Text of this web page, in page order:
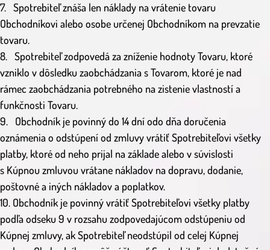
7. Spotrebiteľ znáša len náklady na vrátenie tovaru
Obchodníkovi alebo osobe určenej Obchodníkom na prevzatie
tovaru.
8. Spotrebiteľ zodpovedá za zníženie hodnoty Tovaru, ktoré
vzniklo v dôsledku zaobchádzania s Tovarom, ktoré je nad
rámec zaobchádzania potrebného na zistenie vlastností a
funkčnosti Tovaru.
9. Obchodník je povinný do 14 dní odo dňa doručenia
oznámenia o odstúpení od zmluvy vrátiť Spotrebiteľovi všetky
platby, ktoré od neho prijal na základe alebo v súvislosti
s Kúpnou zmluvou vrátane nákladov na dopravu, dodanie,
poštovné a iných nákladov a poplatkov.
10. Obchodník je povinný vrátiť Spotrebiteľovi všetky platby
podľa odseku 9 v rozsahu zodpovedajúcom odstúpeniu od
Kúpnej zmluvy, ak Spotrebiteľ neodstúpil od celej Kúpnej